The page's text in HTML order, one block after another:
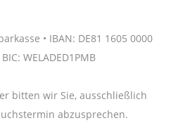
• IBAN: DE81 1605 0000
WELADED1PMB
bitten wir Sie, ausschließlich
abzusprechen.